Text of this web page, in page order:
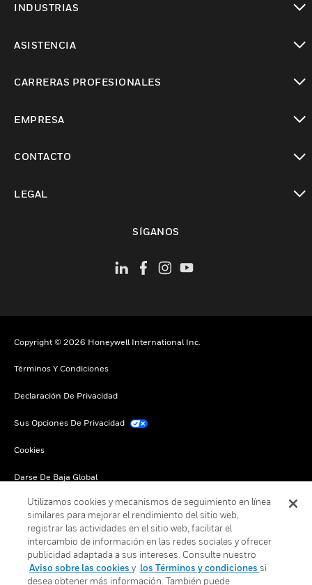
INDUSTRIAS
ASISTENCIA
CARRERAS PROFESIONALES
EMPRESA
CONTACTO
LEGAL
SÍGANOS
Copyright © 2026 Honeywell International Inc.
Términos Y Condiciones
Declaración De Privacidad
Sus Opciones De Privacidad
Cookies
Darse De Baja Global
Utilizamos cookies y mecanismos de seguimiento en línea
similares para mejorar el rendimiento del sitio web,
registrar las actividades en el sitio web, facilitar el
intercambio de información en las redes sociales y ofrecer
publicidad adaptada a sus intereses. Consulte nuestro
Aviso sobre las cookies y los Términos y condiciones si
desea obtener más información. También puede